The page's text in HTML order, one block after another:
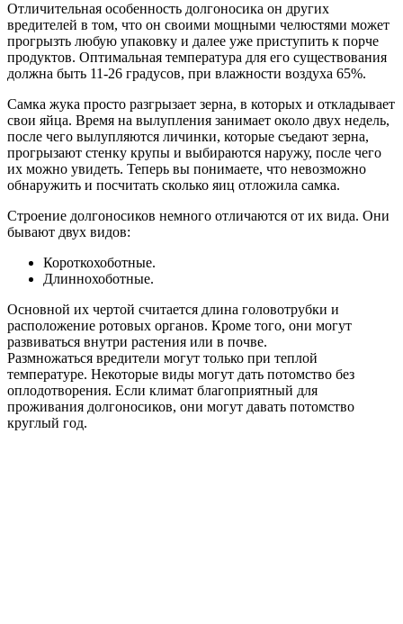
Отличительная особенность долгоносика он других
вредителей в том, что он своими мощными челюстями может
прогрызть любую упаковку и далее уже приступить к порче
продуктов. Оптимальная температура для его существования
должна быть 11-26 градусов, при влажности воздуха 65%.
Самка жука просто разгрызает зерна, в которых и откладывает
свои яйца. Время на вылупления занимает около двух недель,
после чего вылупляются личинки, которые съедают зерна,
прогрызают стенку крупы и выбираются наружу, после чего
их можно увидеть. Теперь вы понимаете, что невозможно
обнаружить и посчитать сколько яиц отложила самка.
Строение долгоносиков немного отличаются от их вида. Они
бывают двух видов:
Короткохоботные.
Длиннохоботные.
Основной их чертой считается длина головотрубки и
расположение ротовых органов. Кроме того, они могут
развиваться внутри растения или в почве.
Размножаться вредители могут только при теплой
температуре. Некоторые виды могут дать потомство без
оплодотворения. Если климат благоприятный для
проживания долгоносиков, они могут давать потомство
круглый год.